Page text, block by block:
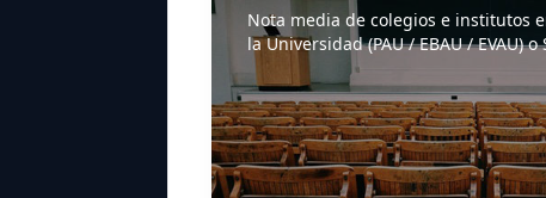
Nota media de colegios e institutos
la Universidad (PAU / EBAU / EVAU)